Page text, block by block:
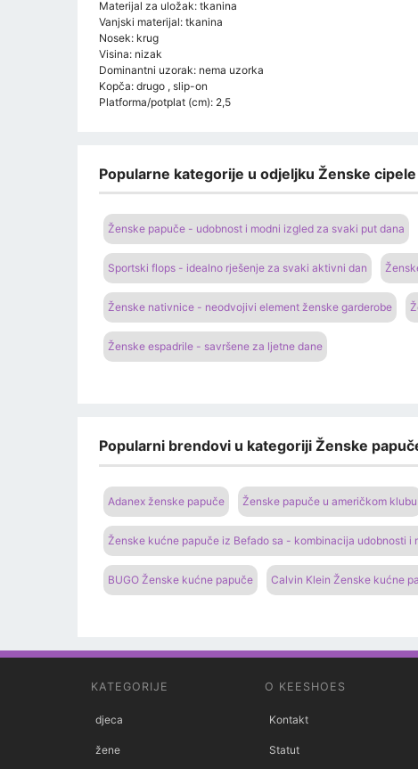
Materijal za uložak: tkanina
Vanjski materijal: tkanina
Nosek: krug
Visina: nizak
Dominantni uzorak: nema uzorka
Kopča: drugo , slip-on
Platforma/potplat (cm): 2,5
Popularne kategorije u odjeljku Ženske
Ženske papuče - udobnost i modni izgled za svaki put dana
Sportski flops - idealno rješenje za svaki aktivni dan
Ženske nativnice - neodvojivi element ženske garderobe
Ženske espadrile - savršene za ljetne dane
Popularni brendovi u kategoriji Ženske
Adanex ženske papuče Ženske papuče u američkom klubu
Ženske kućne papuče iz Befado sa - kombinacija udobnosti i
BUGO Ženske kućne papuče Calvin Klein Ženske kućne
KATEGORIJE
djeca
žene
O KEESHOES
Kontakt
Statut